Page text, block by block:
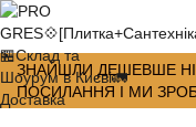
ЗНАЙШЛИ ДЕШЕВШЕ
ПОСИЛАННЯ І МИ